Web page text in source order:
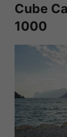
Cube
1000